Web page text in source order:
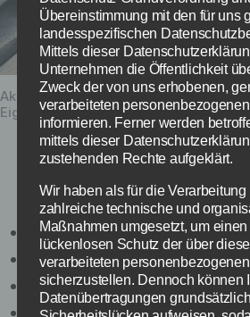
Aktuelle Informationen zur UEFA
Eigene Darstellung / Kicker.de
Folgende Mannschaften
Viertelfinale qualifiziert:
Real Madrid
FC Barcelona
Atlético Madrid
Paris SG
Übereinstimmung mit den für uns
landesspezifischen
Mittels dieser
Unternehmen die Öffentlichkeit
Zweck der von uns erhobenen,
verarbeiteten
informieren. Ferner werden
mittels dieser
zustehenden Rechte aufgeklärt.
Wir haben als für die
zahlreiche technische und
Maßnahmen umgesetzt, um
lückenlosen Schutz der über
verarbeiteten
sicherzustellen. Dennoch können
Datenübertragungen grundsätzlich